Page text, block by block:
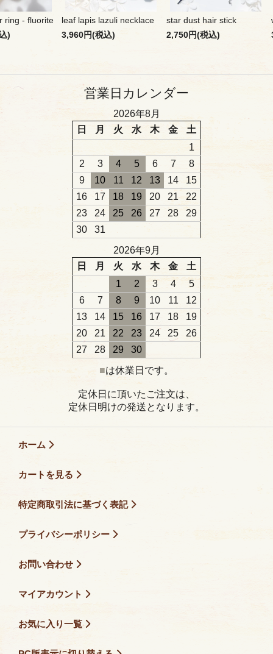
ring - fluorite
)
leaf lapis lazuli necklace
3,960円(税込)
star dust hair stick
2,750円(税込)
営業日カレンダー
2026年8月
日
月 火 水 木 金
土
1
2
3 4 5 6 7
8
9
10 11 12 13 14
15
16
17 18 19 20 21
22
23
24 25 26 27 28
29
30
31
2026年9月
日
月 火 水 木 金
土
1
2 3 4
5
6
7 8 9 10 11
12
13
14 15 16 17 18
19
20
21 22 23 24 25
26
27
28 29
30
■は休業日です。
定休日に頂いたご注文は、
定休日明けの発送となります。
ホーム
カートを見る
特定商取引法に基づく表記
プライバシーポリシー
お問い合わせ
マイアカウント
お気に入り一覧